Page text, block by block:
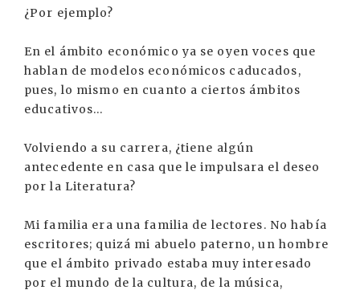
¿Por ejemplo?
En el ámbito económico ya se oyen voces que
hablan de modelos económicos caducados,
pues, lo mismo en cuanto a ciertos ámbitos
educativos...
Volviendo a su carrera, ¿tiene algún
antecedente en casa que le impulsara el deseo
por la Literatura?
Mi familia era una familia de lectores. No había
escritores; quizá mi abuelo paterno, un hombre
que el ámbito privado estaba muy interesado
por el mundo de la cultura, de la música,